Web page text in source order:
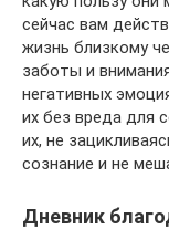
сейчас вам
жизнь близкому
заботы и
негативных
их без вреда для
их, не
сознание и не
Дневник